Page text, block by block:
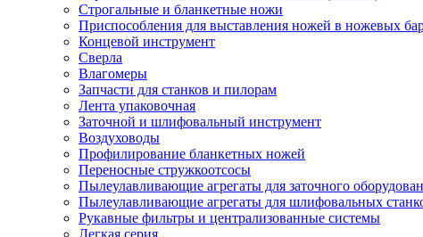
Cтрогальные и бланкетные ножи
Приспособления для выставления ножей в ножевых
Концевой инструмент
Сверла
Влагомеры
Запчасти для станков и пилорам
Лента упаковочная
Заточной и шлифовальный инструмент
Воздуховоды
Профилирование бланкетных ножей
Переносные стружкоотсосы
Пылеулавливающие агрегаты для заточного
Пылеулавливающие агрегаты для шлифовальных
Рукавные фильтры и централизованные системы
Легкая серия